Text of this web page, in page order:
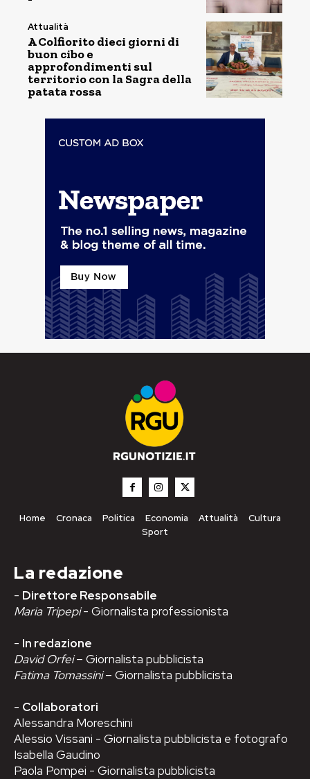
Attualità
A Colfiorito dieci giorni di
buon cibo e
approfondimenti sul
territorio con la Sagra della
patata rossa
Home Cronaca Politica Economia Attualità
Cultura
Sport
La redazione
- Direttore Responsabile
Maria Tripepi- Giornalista professionista
- In redazione
David Orfei– Giornalista pubblicista
Fatima Tomassini– Giornalista pubblicista
- Collaboratori
Alessandra Moreschini
Alessio Vissani - Giornalista pubblicista e fotografo
Isabella Gaudino
Paola Pompei - Giornalista pubblicista